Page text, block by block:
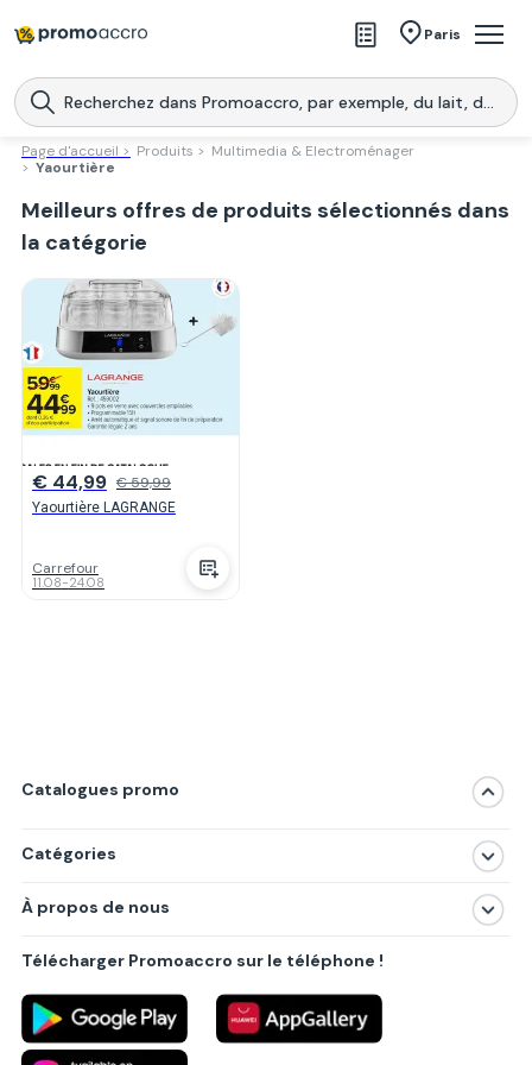
Paris
Magasins
Produits
Promoaccro
l'application
Page d'accueil > Produits > Multimedia & Electroménager
> Yaourtière
Meilleurs offres de produits sélectionnés dans
la catégorie
€ 44,99 € 59,99
Yaourtière LAGRANGE
Carrefour
11.08-24.08
Catalogues promo
Catégories
Produits
Villes principales
À propos de nous
Politique de confidentialité
Règlements
Partenariat B2B
Télécharger Promoaccro sur le téléphone !